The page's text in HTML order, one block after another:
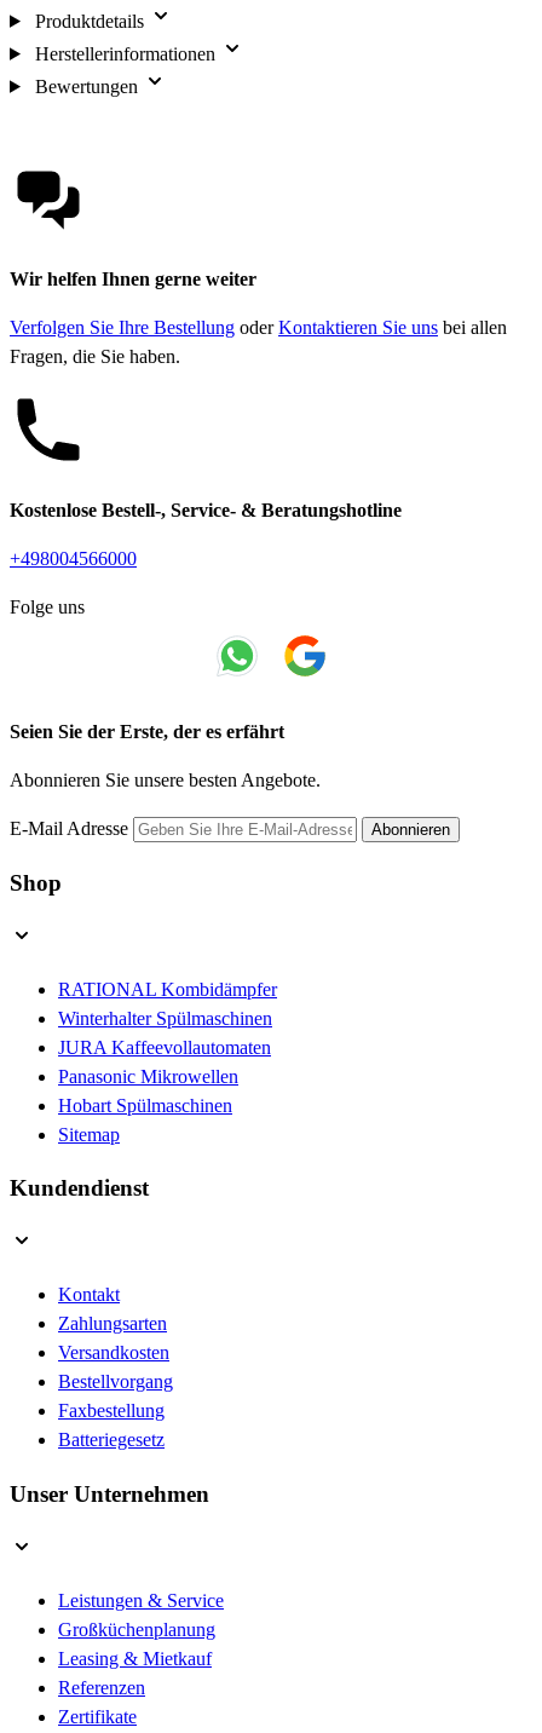
Produktdetails
Herstellerinformationen
Bewertungen
Wir helfen Ihnen gerne weiter
Verfolgen Sie Ihre Bestellung oderKontaktieren Sie uns bei allen
Fragen, die Sie haben.
Kostenlose Bestell-, Service- & Beratungshotline
+498004566000
Folge uns
Seien Sie der Erste, der es erfährt
Abonnieren Sie unsere besten Angebote.
E-Mail Adresse Abonnieren
Shop
RATIONAL Kombidämpfer
Winterhalter Spülmaschinen
JURA Kaffeevollautomaten
Panasonic Mikrowellen
Hobart Spülmaschinen
Sitemap
Kundendienst
Kontakt
Zahlungsarten
Versandkosten
Bestellvorgang
Faxbestellung
Batteriegesetz
Unser Unternehmen
Leistungen & Service
Großküchenplanung
Leasing & Mietkauf
Referenzen
Zertifikate